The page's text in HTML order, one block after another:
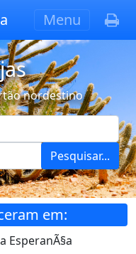
Menu
nordestino
Pesquisar...
em:
EsperanÃ§a